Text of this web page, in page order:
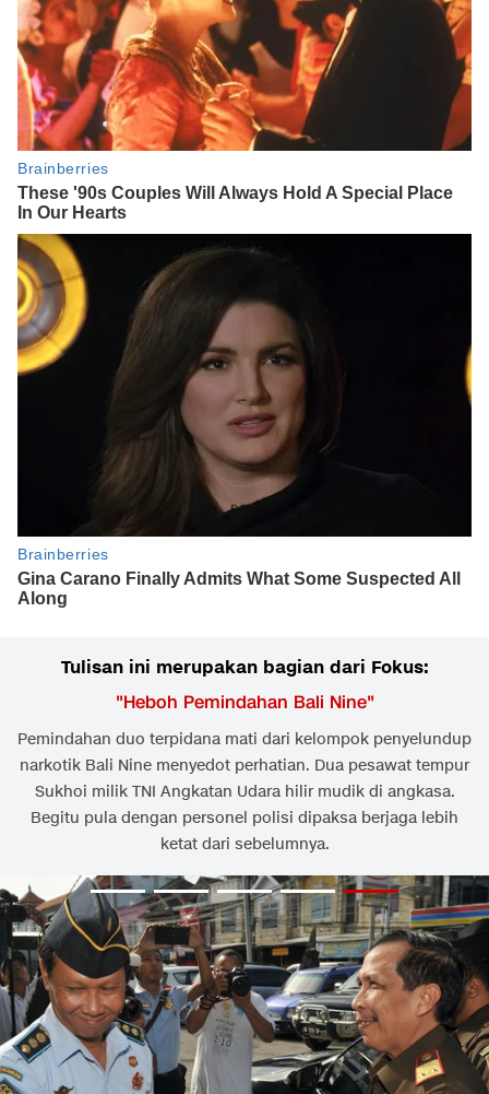
Tulisan ini merupakan bagian dari Fokus:
"Heboh Pemindahan Bali Nine"
Pemindahan duo terpidana mati dari kelompok penyelundup
narkotik Bali Nine menyedot perhatian. Dua pesawat tempur
Sukhoi milik TNI Angkatan Udara hilir mudik di angkasa.
Begitu pula dengan personel polisi dipaksa berjaga lebih
ketat dari sebelumnya.